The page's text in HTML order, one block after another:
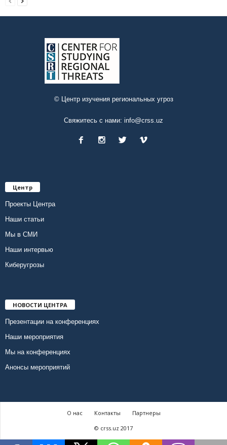
© Центр изучения региональных угроз
Свяжитесь с нами: info@crss.uz
Центр
Проекты Центра
Наши статьи
Мы в СМИ
Наши интервью
Киберугрозы
НОВОСТИ ЦЕНТРА
Презентации на конференциях
Наши мероприятия
Мы на конференциях
Анонсы мероприятий
О нас Контакты
Партнеры
© crss.uz 2017